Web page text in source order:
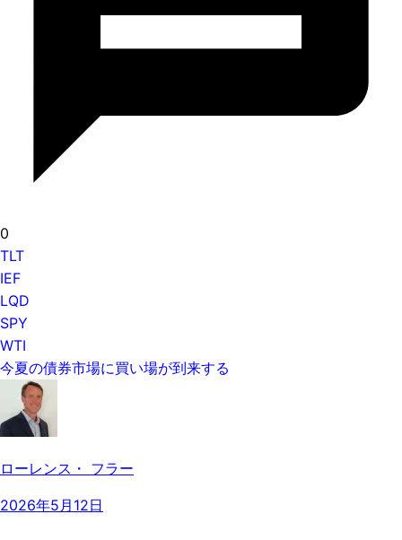
0
TLT
IEF
LQD
SPY
WTI
今夏の債券市場に買い場が到来する
ローレンス・ フラー
2026年5月12日